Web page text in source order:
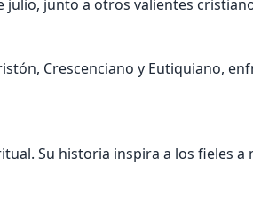
julio, junto a otros valientes
Crescenciano y Eutiquiano,
Su historia inspira a los fieles